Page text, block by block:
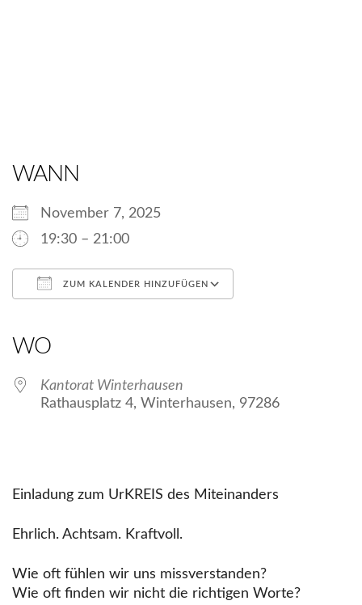
WANN
November 7, 2025
19:30 – 21:00
ZUM KALENDER HINZUFÜGEN
WO
Kantorat Winterhausen
Rathausplatz 4, Winterhausen, 97286
Einladung zum UrKREIS des Miteinanders
Ehrlich. Achtsam. Kraftvoll.
Wie oft fühlen wir uns missverstanden?
Wie oft finden wir nicht die richtigen Worte?